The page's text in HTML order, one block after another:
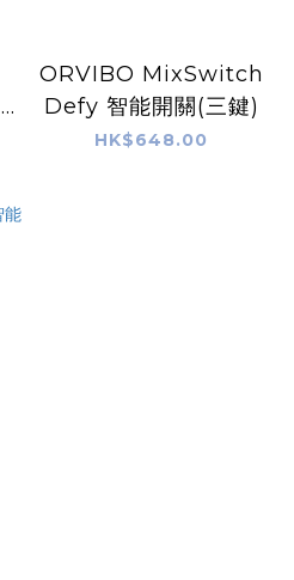
ORVIBO MixSwitch
Defy 智能開關(三鍵)
HK$648.00